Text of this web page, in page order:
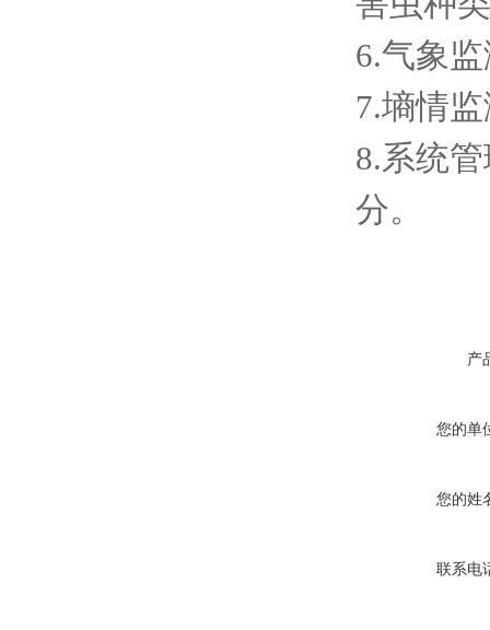
6.气象
7.墒情
8.系统
分。
产
您的单
您的姓
联系电